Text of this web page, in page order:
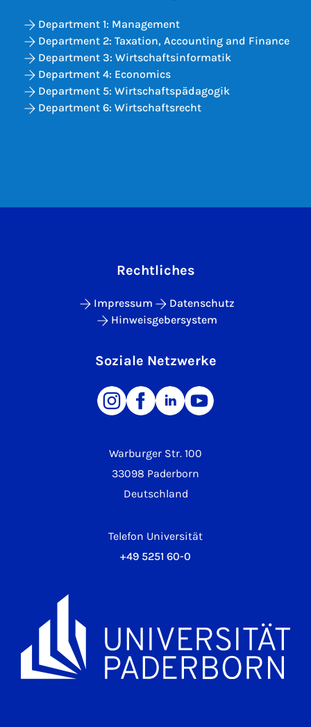
Department 1: Management
Department 2: Taxation, Accounting and Finance
Department 3: Wirtschaftsinformatik
Department 4: Economics
Department 5: Wirtschaftspädagogik
Department 6: Wirtschaftsrecht
Warburger Str. 100
33098 Paderborn
Deutschland
Telefon Universität
+49 5251 60-0
Rechtliches
Impressum
Datenschutz
Hinweisgebersystem
Soziale Netzwerke